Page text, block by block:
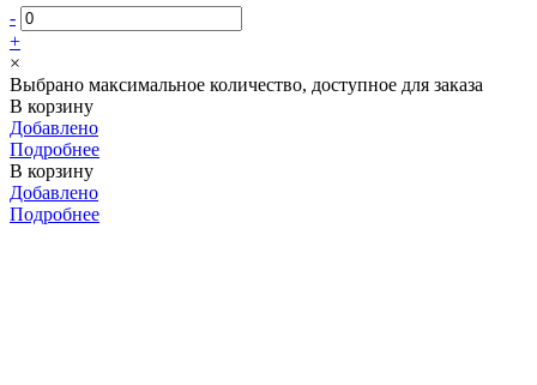
-
+
×
Выбрано максимальное количество, доступное для заказа
В корзину
Добавлено
Подробнее
В корзину
Добавлено
Подробнее